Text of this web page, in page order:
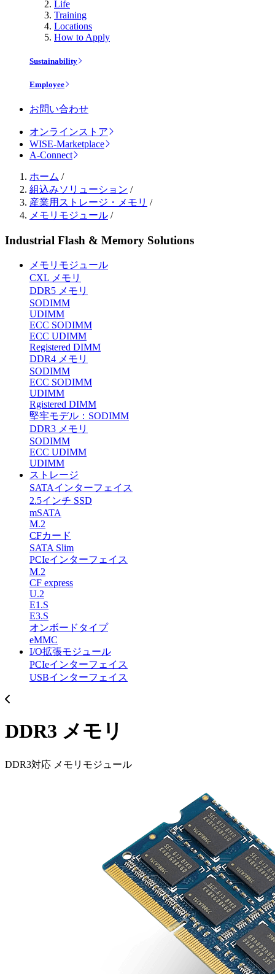
Life
Training
Locations
How to Apply
Sustainability
Employee
お問い合わせ
オンラインストア
WISE-Marketplace
A-Connect
ホーム /
組込みソリューション /
産業用ストレージ・メモリ /
メモリモジュール /
Industrial Flash & Memory Solutions
メモリモジュール
CXL メモリ
DDR5 メモリ
SODIMM
UDIMM
ECC SODIMM
ECC UDIMM
Registered DIMM
DDR4 メモリ
SODIMM
ECC SODIMM
UDIMM
Rgistered DIMM
堅牢モデル：SODIMM
DDR3 メモリ
SODIMM
ECC UDIMM
UDIMM
ストレージ
SATAインターフェイス
2.5インチ SSD
mSATA
M.2
CFカード
SATA Slim
PCIeインターフェイス
M.2
CF express
U.2
E1.S
E3.S
オンボードタイプ
eMMC
I/O拡張モジュール
PCIeインターフェイス
USBインターフェイス
DDR3 メモリ
DDR3対応 メモリモジュール